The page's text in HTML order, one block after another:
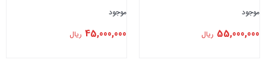
موجود
55,000,000 ریال
موجود
45,000,000 ریال